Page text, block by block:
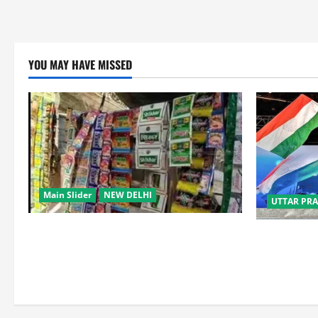
YOU MAY HAVE MISSED
Main Slider NEW DELHI
UTTAR